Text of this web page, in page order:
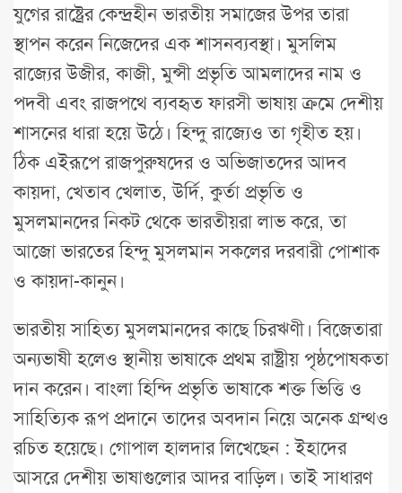
যুগের রাষ্ট্রের কেন্দ্রহীন ভারতীয় সমাজের উপর তারা
স্থাপন করেন নিজেদের এক শাসনব্যবস্থা। মুসলিম
রাজ্যের উজীর, কাজী, মুন্সী প্রভৃতি আমলাদের নাম ও
পদবী এবং রাজপথে ব্যবহৃত ফারসী ভাষায় ক্রমে দেশীয়
শাসনের ধারা হয়ে উঠে। হিন্দু রাজ্যেও তা গৃহীত হয়।
ঠিক এইরূপে রাজপুরুষদের ও অভিজাতদের আদব
কায়দা, খেতাব খেলাত, উর্দি, কুর্তা প্রভৃতি ও
মুসলমানদের নিকট থেকে ভারতীয়রা লাভ করে, তা
আজো ভারতের হিন্দু মুসলমান সকলের দরবারী পোশাক
ও কায়দা-কানুন।
ভারতীয় সাহিত্য মুসলমানদের কাছে চিরঋণী। বিজেতারা
অন্যভাষী হলেও স্থানীয় ভাষাকে প্রথম রাষ্ট্রীয় পৃষ্ঠপোষকতা
দান করেন। বাংলা হিন্দি প্রভৃতি ভাষাকে শক্ত ভিত্তি ও
সাহিত্যিক রূপ প্রদানে তাদের অবদান নিয়ে অনেক গ্রন্থও
রচিত হয়েছে। গোপাল হালদার লিখেছেন : ইহাদের
আসরে দেশীয় ভাষাগুলোর আদর বাড়িল। তাই সাধারণ